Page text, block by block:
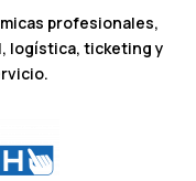
profesionales,
logística, ticketing y